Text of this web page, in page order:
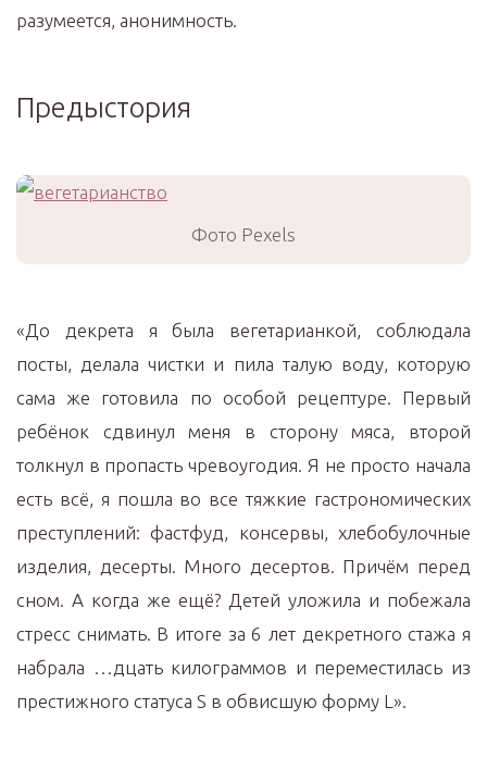
разумеется, анонимность.
Предыстория
Фото Pexels
«До декрета я была вегетарианкой, соблюдала
посты, делала чистки и пила талую воду, которую
сама же готовила по особой рецептуре. Первый
ребёнок сдвинул меня в сторону мяса, второй
толкнул в пропасть чревоугодия. Я не просто начала
есть всё, я пошла во все тяжкие гастрономических
преступлений: фастфуд, консервы, хлебобулочные
изделия, десерты. Много десертов. Причём перед
сном. А когда же ещё? Детей уложила и побежала
стресс снимать. В итоге за 6 лет декретного стажа я
набрала …дцать килограммов и переместилась из
престижного статуса S в обвисшую форму L».